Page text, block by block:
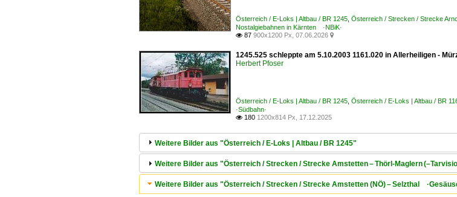
Österreich / E-Loks | Altbau / BR 1245 Österreich / Strecken / Strecke
Nostalgiebahnen in Kärnten ·NBiK·
 87 900x1200 Px, 07.06.2026 
1245.525 schleppte am 5.10.2003 1161.020 in Allerheiligen -
Herbert Pfoser
Österreich / E-Loks | Altbau / BR 1245 Österreich / E-Loks | Altbau / BR
·Südbahn·
 180 1200x814 Px, 17.12.2025
Weitere Bilder aus "Österreich / E-Loks | Altbau / BR 1245"
Weitere Bilder aus "Österreich / Strecken / Strecke Amstetten – Thörl-Maglern
Weitere Bilder aus "Österreich / Strecken / Strecke Amstetten (NÖ) – Selzthal